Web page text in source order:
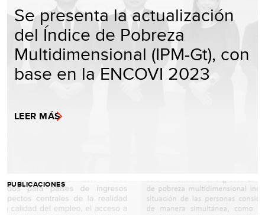
Se presenta la actualización
del Índice de Pobreza
Multidimensional (IPM-Gt), con
base en la ENCOVI 2023
LEER MÁS
PUBLICACIONES